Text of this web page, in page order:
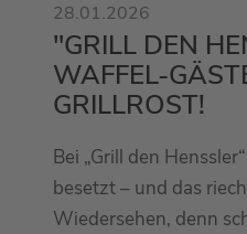
28.01.2026
"GRILL DEN
WAFFEL-
GRILLROST!
Bei „Grill den
besetzt – und das
Wiedersehen, denn